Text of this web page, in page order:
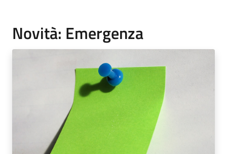
Novità: Emergenza